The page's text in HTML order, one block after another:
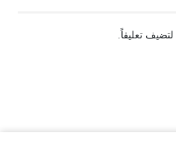
لتضيف تعليقاً.